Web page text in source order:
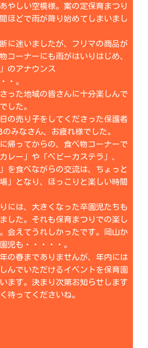
やしい空模様。案の定保育まつり
ほどで雨が降り始めてしまいまし
に迷いましたが、フリマの商品が
コーナーにも雨がはいりはじめ、
のアナウンス
・。
った地域の皆さんに十分楽しんで
した。
の売り子をしてくださった保護者
みなさん、お疲れ様でした。
帰ってからの、食べ物コーナーで
レー」や「ベビーカステラ」、
を食べながらの交流は、ちょっと
」となり、ほっこりと楽しい時間
には、大きくなった卒園児たちも
した。それも保育まつりでの楽し
会えてうれしかったです。岡山か
児も・・・・・。
の春までありませんが、年内には
んでいただけるイベントを保育園
ます。決まり次第お知らせします
待ってくださいね。